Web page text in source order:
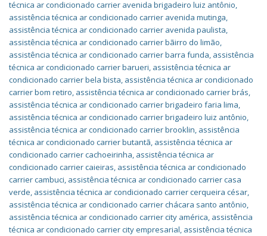
técnica ar condicionado carrier avenida brigadeiro luiz antônio,
assistência técnica ar condicionado carrier avenida mutinga,
assistência técnica ar condicionado carrier avenida paulista,
assistência técnica ar condicionado carrier bãirro do limão,
assistência técnica ar condicionado carrier barra funda, assistência
técnica ar condicionado carrier barueri, assistência técnica ar
condicionado carrier bela bista, assistência técnica ar condicionado
carrier bom retiro, assistência técnica ar condicionado carrier brás,
assistência técnica ar condicionado carrier brigadeiro faria lima,
assistência técnica ar condicionado carrier brigadeiro luiz antônio,
assistência técnica ar condicionado carrier brooklin, assistência
técnica ar condicionado carrier butantã, assistência técnica ar
condicionado carrier cachoeirinha, assistência técnica ar
condicionado carrier caieiras, assistência técnica ar condicionado
carrier cambuci, assistência técnica ar condicionado carrier casa
verde, assistência técnica ar condicionado carrier cerqueira césar,
assistência técnica ar condicionado carrier chácara santo antônio,
assistência técnica ar condicionado carrier city américa, assistência
técnica ar condicionado carrier city empresarial, assistência técnica